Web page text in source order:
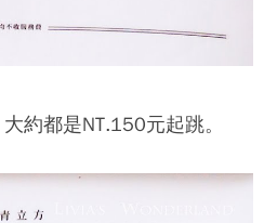
約都是NT.150元起跳。